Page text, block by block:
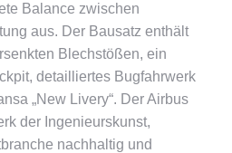
Balance zwischen
aus. Der Bausatz enthält
Blechstößen, ein
detailliertes Bugfahrwerk
„New Livery“. Der Airbus
der Ingenieurskunst,
nachhaltig und